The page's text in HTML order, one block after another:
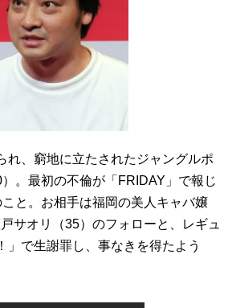
、窮地に立たされたジャングルポ
。最初の不倫が「FRIDAY」で報じ
と。お相手は福岡の美人キャバ嬢
サオリ（35）のフォローと、レギュ
」で生謝罪し、事なきを得たよう